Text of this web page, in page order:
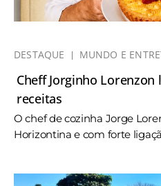
DESTAQUE MUNDO E
Cheff Jorginho
receitas
O chef de cozinha Jorge
Horizontina e com forte